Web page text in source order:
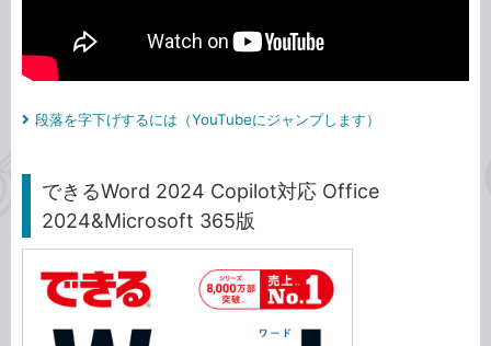
段落を字下げするには（YouTubeにジャンプします）
できるWord 2024 Copilot対応 Office
2024&Microsoft 365版